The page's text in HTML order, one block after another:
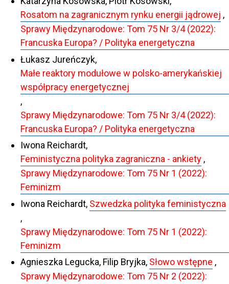
Rosatom na zagranicznym rynku energii jądrowej ,
Sprawy Międzynarodowe: Tom 75 Nr 3/4 (2022):
Francuska Europa? / Polityka energetyczna
Łukasz Jureńczyk,
Małe reaktory modułowe w polsko-amerykańskiej
współpracy energetycznej
,
Sprawy Międzynarodowe: Tom 75 Nr 3/4 (2022):
Francuska Europa? / Polityka energetyczna
Iwona Reichardt,
Feministyczna polityka zagraniczna - ankiety ,
Sprawy Międzynarodowe: Tom 75 Nr 1 (2022):
Feminizm
Iwona Reichardt, Szwedzka polityka feministyczna
,
Sprawy Międzynarodowe: Tom 75 Nr 1 (2022):
Feminizm
Agnieszka Legucka, Filip Bryjka, Słowo wstępne ,
Sprawy Międzynarodowe: Tom 75 Nr 2 (2022):